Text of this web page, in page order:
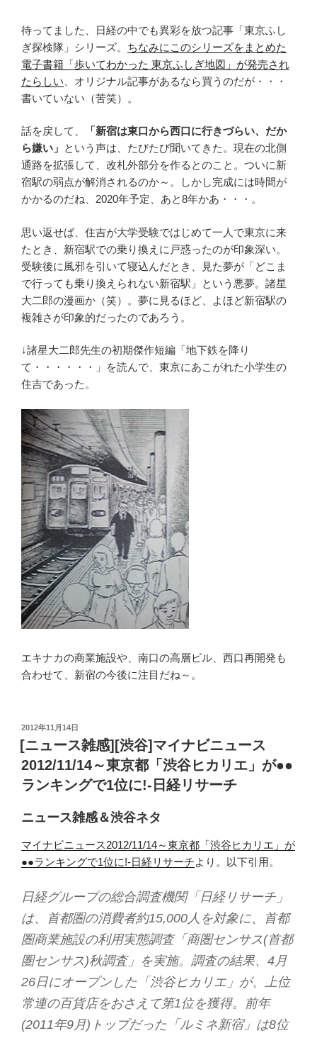
待ってました、日経の中でも異彩を放つ記事「東京ふし
ぎ探検隊」シリーズ。 ちなみにこのシリーズをまとめた
電子書籍「歩いてわかった 東京ふしぎ地図」が発売され
たらしい 、オリジナル記事があるなら買うのだが・・・
書いていない（苦笑）。
話を戻して、
「新宿は東口から西口に行きづらい、だか
ら嫌い」 という声は、たびたび聞いてきた。現在の北側
通路を拡張して、改札外部分を作るとのこと。ついに新
宿駅の弱点が解消されるのか～。しかし完成には時間が
かかるのだね、2020年予定、あと8年かあ・・・。
思い返せば、住吉が大学受験ではじめて一人で東京に来
たとき、新宿駅での乗り換えに戸惑ったのが印象深い。
受験後に風邪を引いて寝込んだとき、見た夢が「どこま
で行っても乗り換えられない新宿駅」という悪夢。諸星
大二郎の漫画か（笑）。夢に見るほど、よほど新宿駅の
複雑さが印象的だったのであろう。
↓諸星大二郎先生の初期傑作短編「地下鉄を降り
て・・・・・・」を読んで、東京にあこがれた小学生の
住吉であった。
エキナカの商業施設や、南口の高層ビル、西口再開発も
合わせて、新宿の今後に注目だね～。
投
稿
日:
2012年11月14日
[ニュース雑感][渋谷]マイナビニュース
2012/11/14～東京都「渋谷ヒカリエ」が●●
ランキングで1位に!-日経リサーチ
ニュース雑感＆渋谷ネタ
マイナビニュース2012/11/14～東京都「渋谷ヒカリエ」が
●●ランキングで1位に!-日経リサーチより。以下引用。
日経グループの総合調査機関「日経リサーチ」
は、首都圏の消費者約15,000人を対象に、首都
圏商業施設の利用実態調査「商圏センサス(首都
圏センサス)秋調査」を実施。調査の結果、4月
26日にオープンした「渋谷ヒカリエ」が、上位
常連の百貨店をおさえて第1位を獲得。前年
(2011年9月)トップだった「ルミネ新宿」は8位